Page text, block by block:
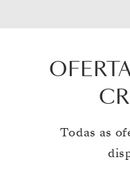
Todas as